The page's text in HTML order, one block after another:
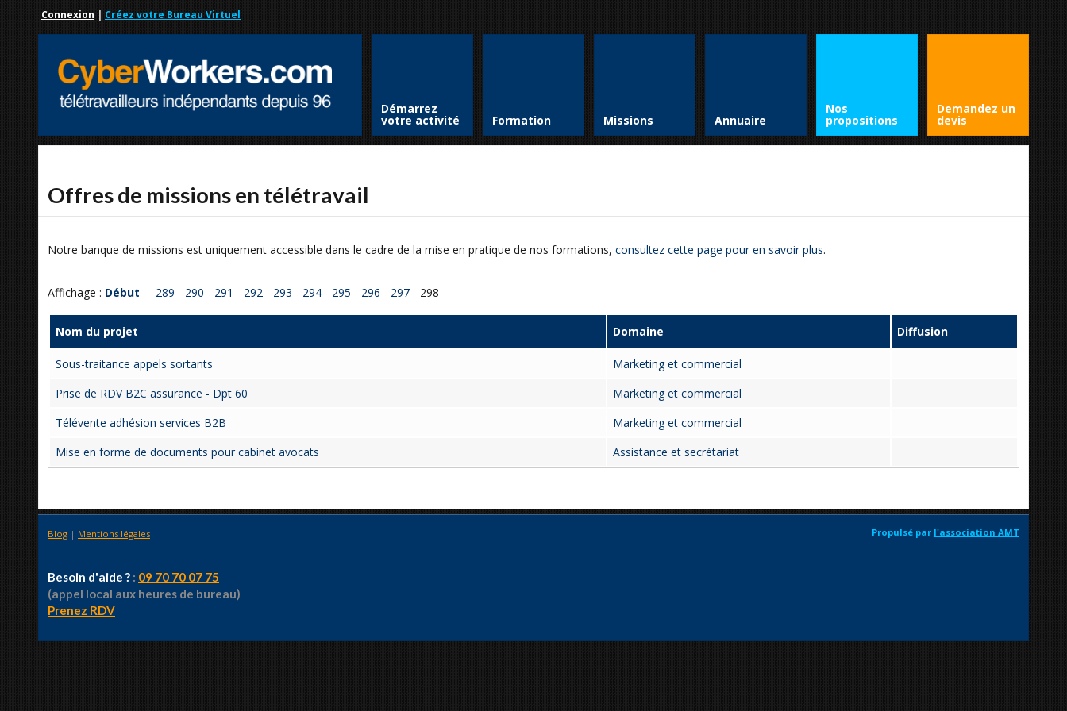
Connexion | Créez votre Bureau Virtuel
Démarrez
votre activité Formation Missions Annuaire
Nos
propositions
Demandez un
devis
Offres de missions en télétravail
Notre banque de missions est uniquement accessible dans le cadre de la mise en pratique de nos formations, consultez cette page pour en savoir plus.
Affichage : Début 289 - 290 - 291 - 292 - 293 - 294 - 295 - 296 - 297 - 298
Nom du projet Domaine Diffusion
Sous-traitance appels sortants
Marketing et commercial
Prise de RDV B2C assurance - Dpt 60
Marketing et commercial
Télévente adhésion services B2B
Marketing et commercial
Mise en forme de documents pour cabinet avocats
Assistance et secrétariat
Blog | Mentions légales
Besoin d'aide ? : 09 70 70 07 75
(appel local aux heures de bureau)
Prenez RDV
Propulsé par l'association AMT